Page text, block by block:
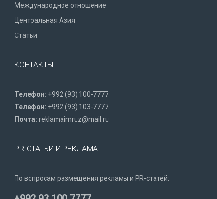
Международное отношение
Центральная Азия
Статьи
КОНТАКТЫ
Телефон: +992 (93) 100-7777
Телефон: +992 (93) 103-7777
Почта: reklamaimruz@mail.ru
PR-СТАТЬИ И РЕКЛАМА
По вопросам размещения рекламы и PR-статей: